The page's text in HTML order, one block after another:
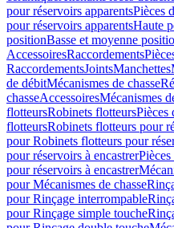
pour réservoirs apparentsPièces
pour réservoirs apparentsHaute
positionBasse et moyenne
AccessoiresRaccordements
RaccordementsJointsManchettes
de débitMécanismes de chasse
chasseAccessoiresMécanismes
flotteursRobinets flotteursPièces
flotteursRobinets flotteurs pour
pour Robinets flotteurs pour
pour réservoirs à encastrer
pour réservoirs à encastrer
pour Mécanismes de chasse
pour Rinçage interrompable
pour Rinçage simple touche